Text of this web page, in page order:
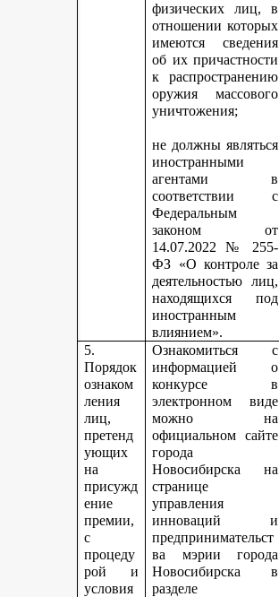
физических лиц, в
отношении которых
имеются сведения
об их причастности
к распространению
оружия массового
уничтожения;
не должны являться
иностранными
агентами в
соответствии с
Федеральным
законом от
14.07.2022 № 255-
ФЗ «О контроле за
деятельностью лиц,
находящихся под
иностранным
влиянием».
5.
Порядок
ознаком
ления
лиц,
претенд
ующих
на
присужд
ение
премии,
с
процеду
рой и
условия
Ознакомиться с
информацией о
конкурсе в
электронном виде
можно на
официальном сайте
города
Новосибирска на
странице
управления
инноваций и
предпринимательст
ва мэрии города
Новосибирска в
разделе